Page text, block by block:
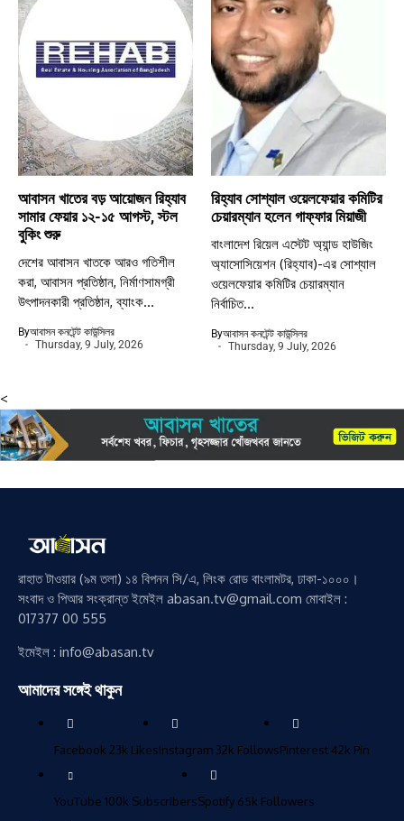
আবাসন খাতের বড় আয়োজন রিহ্যাব
সামার ফেয়ার ১২-১৫ আগস্ট, স্টল
বুকিং শুরু
দেশের আবাসন খাতকে আরও গতিশীল
করা, আবাসন প্রতিষ্ঠান, নির্মাণসামগ্রী
উৎপাদনকারী প্রতিষ্ঠান, ব্যাংক...
Byআবাসন কনটেন্ট কাউন্সিলর
Thursday, 9 July, 2026
রিহ্যাব সোশ্যাল ওয়েলফেয়ার কমিটির
চেয়ারম্যান হলেন গাফ্ফার মিয়াজী
বাংলাদেশ রিয়েল এস্টেট অ্যান্ড হাউজিং
অ্যাসোসিয়েশন (রিহ্যাব)-এর সোশ্যাল
ওয়েলফেয়ার কমিটির চেয়ারম্যান
নির্বাচিত...
Byআবাসন কনটেন্ট কাউন্সিলর
Thursday, 9 July, 2026
<
রাহাত টাওয়ার (৯ম তলা) ১৪ বিপনন সি/এ, লিংক রোড বাংলামটর, ঢাকা-১০০০।
সংবাদ ও পিআর সংক্রান্ত ইমেইল abasan.tv@gmail.com মোবাইল :
017377 00 555
ইমেইল : info@abasan.tv
আমাদের সঙ্গেই থাকুন
Facebook 23k LikesInstagram 32k FollowsPinterest42k Pin
YouTube 100k SubscribersSpotify 65k Followers